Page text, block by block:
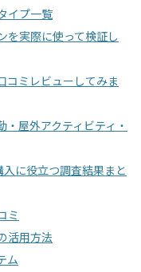
イプ一覧
を実際に使って検証し
コミレビューしてみま
屋外アクティビティ・
に役立つ調査結果まと
ミ
活用方法
ム